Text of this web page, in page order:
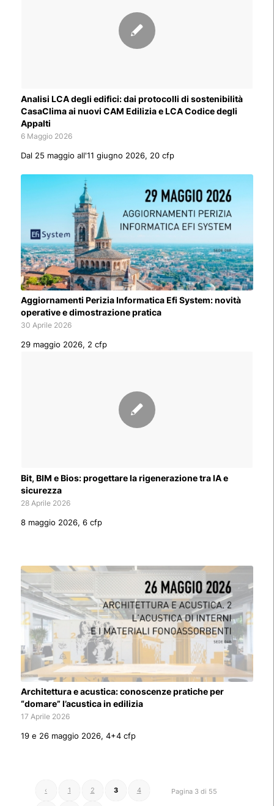
Analisi LCA degli edifici: dai protocolli di sostenibilità
CasaClima ai nuovi CAM Edilizia e LCA Codice degli
Appalti
6 Maggio 2026
Dal 25 maggio all'11 giugno 2026, 20 cfp
Aggiornamenti Perizia Informatica Efi System: novità
operative e dimostrazione pratica
30 Aprile 2026
29 maggio 2026, 2 cfp
Bit, BIM e Bios: progettare la rigenerazione tra IA e
sicurezza
28 Aprile 2026
8 maggio 2026, 6 cfp
Architettura e acustica: conoscenze pratiche per
“domare” l’acustica in edilizia
17 Aprile 2026
19 e 26 maggio 2026, 4+4 cfp
Pagina 3 di 55
‹ 1 2 3 4